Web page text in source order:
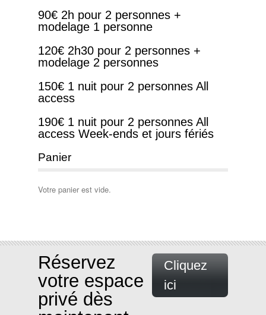
90€ 2h pour 2 personnes +
modelage 1 personne
120€ 2h30 pour 2 personnes +
modelage 2 personnes
150€ 1 nuit pour 2 personnes All
access
190€ 1 nuit pour 2 personnes All
access Week-ends et jours fériés
Panier
Votre panier est vide.
Réservez
votre espace
privé dès
Cliquez
ici